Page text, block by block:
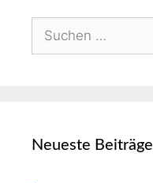
Neueste Beiträge